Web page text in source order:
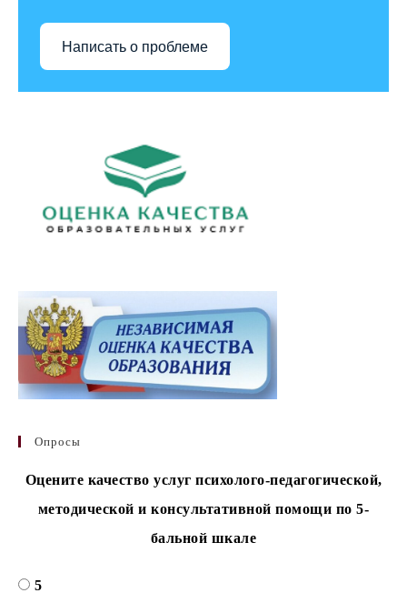
Написать о проблеме
Опросы
Оцените качество услуг психолого-педагогической,
методической и консультативной помощи по 5-
бальной шкале
5